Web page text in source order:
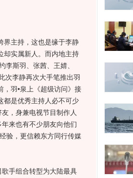
主持，这也是缘于李静
却实属新人。而内地主持
斯羽、张茜、王婧、
次李静再次大手笔推出羽
羽•泉上《超级访问》接
都是优秀主持人必不可少
，身兼电视节目制作人
来也有不少朋友向他们
验，更信赖东方同行传媒
手组合转型为大陆最具